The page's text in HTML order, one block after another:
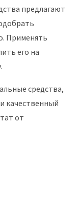
предлагают
Применять
его на
средства,
качественный
от